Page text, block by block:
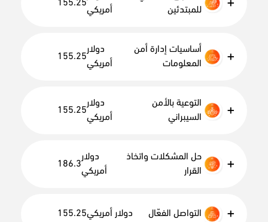
+
للمبتدئين
155.25
أمريكي
بخطوة.
+
أساسيات إدارة أمن
المعلومات
155.25
دولار
أمريكي
+
التوعية بالأمن
السيبراني
155.25
دولار
أمريكي
+
حل المشكلات واتخاذ
القرار
186.3
دولار
أمريكي
+ التواصل الفعّال 155.25دولار أمريكي